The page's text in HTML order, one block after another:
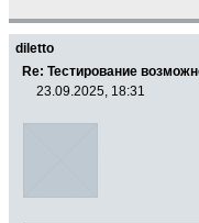
diletto
Re: Тестирование
23.09.2025, 18:31